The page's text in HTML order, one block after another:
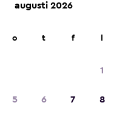
augusti 2026
o t f
1
5 6 7 8